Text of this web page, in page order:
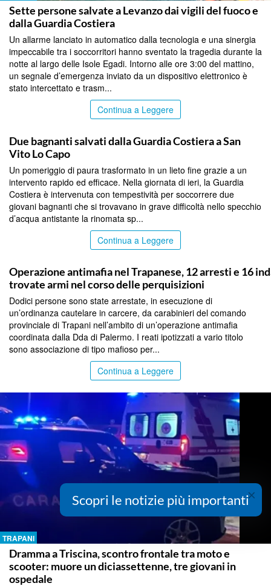
Sette persone salvate a Levanzo dai vigili del fuoco e
dalla Guardia Costiera
Un allarme lanciato in automatico dalla tecnologia e una sinergia
impeccabile tra i soccorritori hanno sventato la tragedia durante la
notte al largo delle Isole Egadi. Intorno alle ore 3:00 del mattino,
un segnale d’emergenza inviato da un dispositivo elettronico è
stato intercettato e trasm...
Continua a Leggere
Due bagnanti salvati dalla Guardia Costiera a San
Vito Lo Capo
Un pomeriggio di paura trasformato in un lieto fine grazie a un
intervento rapido ed efficace. Nella giornata di ieri, la Guardia
Costiera è intervenuta con tempestività per soccorrere due
giovani bagnanti che si trovavano in grave difficoltà nello specchio
d’acqua antistante la rinomata sp...
Continua a Leggere
Operazione antimafia nel Trapanese, 12 arresti e 16
trovate armi nel corso delle perquisizioni
Dodici persone sono state arrestate, in esecuzione di
un’ordinanza cautelare in carcere, da carabinieri del comando
provinciale di Trapani nell’ambito di un’operazione antimafia
coordinata dalla Dda di Palermo. I reati ipotizzati a vario titolo
sono associazione di tipo mafioso per...
Continua a Leggere
TRAPANI
Dramma a Triscina, scontro frontale tra moto e
scooter: muore un diciassettenne, tre giovani in
ospedale
×
Scopri le notizie più importanti